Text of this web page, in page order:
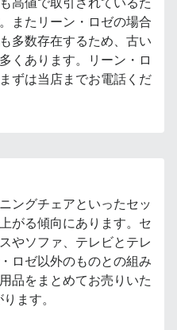
またリーン・ロゼの場合
多数存在するため、古い
くあります。リーン・ロ
ずは当店までお電話くだ
ングチェアといったセッ
がる傾向にあります。セ
やソファ、テレビとテレ
ロゼ以外のものとの組み
品をまとめてお売りいた
ます。